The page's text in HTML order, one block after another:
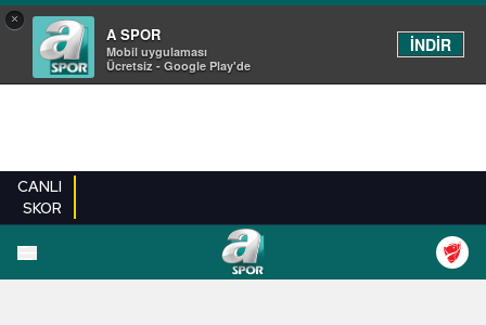
×
A SPOR
Mobil uygulaması
Ücretsiz - Google Play'de
İNDİR
CANLI
SKOR